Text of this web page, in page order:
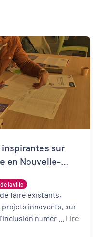
la ville
inspirantes sur
en Nouvelle-
faire existants,
projets innovants, sur
Lire